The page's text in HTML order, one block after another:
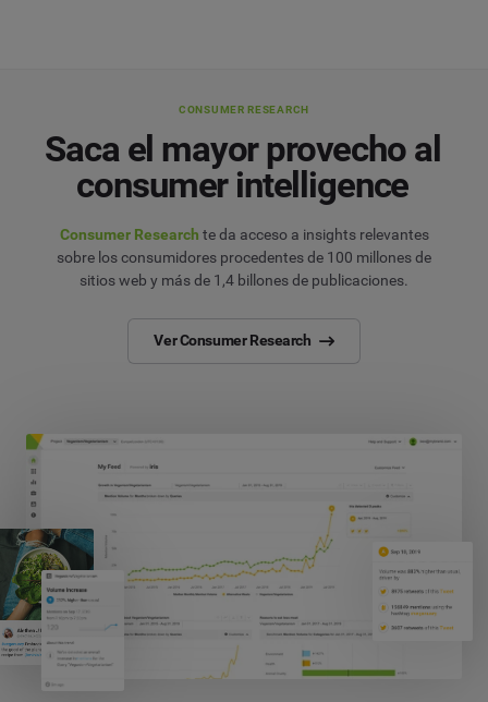
CONSUMER RESEARCH
Saca el mayor provecho al
consumer intelligence
Consumer Research te da acceso a insights relevantes
sobre los consumidores procedentes de 100 millones de
sitios web y más de 1,4 billones de publicaciones.
Ver Consumer Research